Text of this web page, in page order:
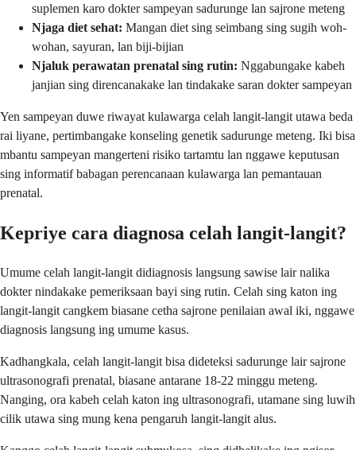
suplemen karo dokter sampeyan sadurunge lan sajrone meteng
Njaga diet sehat: Mangan diet sing seimbang sing sugih woh-
wohan, sayuran, lan biji-bijian
Njaluk perawatan prenatal sing rutin: Nggabungake kabeh
janjian sing direncanakake lan tindakake saran dokter sampeyan
Yen sampeyan duwe riwayat kulawarga celah langit-langit utawa beda
rai liyane, pertimbangake konseling genetik sadurunge meteng. Iki bisa
mbantu sampeyan mangerteni risiko tartamtu lan nggawe keputusan
sing informatif babagan perencanaan kulawarga lan pemantauan
prenatal.
Kepriye cara diagnosa celah langit-langit?
Umume celah langit-langit didiagnosis langsung sawise lair nalika
dokter nindakake pemeriksaan bayi sing rutin. Celah sing katon ing
langit-langit cangkem biasane cetha sajrone penilaian awal iki, nggawe
diagnosis langsung ing umume kasus.
Kadhangkala, celah langit-langit bisa dideteksi sadurunge lair sajrone
ultrasonografi prenatal, biasane antarane 18-22 minggu meteng.
Nanging, ora kabeh celah katon ing ultrasonografi, utamane sing luwih
cilik utawa sing mung kena pengaruh langit-langit alus.